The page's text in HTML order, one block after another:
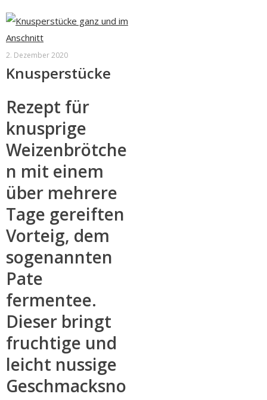
2. Dezember 2020
Knusperstücke
Rezept für
knusprige
Weizenbrötche
n mit einem
über mehrere
Tage gereiften
Vorteig, dem
sogenannten
Pate
fermentee.
Dieser bringt
fruchtige und
leicht nussige
Geschmacksno